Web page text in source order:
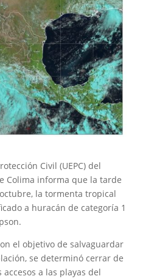
Civil (UEPC) del
Colima informa que la tarde
la tormenta tropical
a huracán de categoría 1
el objetivo de salvaguardar
se determinó cerrar de
a las playas del